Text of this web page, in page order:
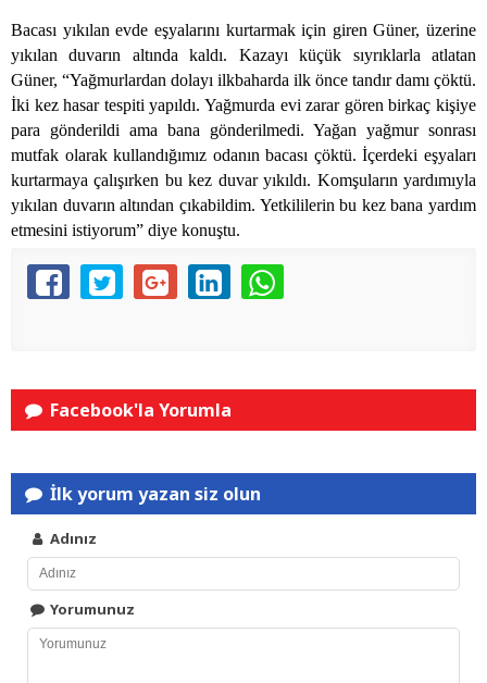
Bacası yıkılan evde eşyalarını kurtarmak için giren Güner, üzerine
yıkılan duvarın altında kaldı. Kazayı küçük sıyrıklarla atlatan
Güner, “Yağmurlardan dolayı ilkbaharda ilk önce tandır damı çöktü.
İki kez hasar tespiti yapıldı. Yağmurda evi zarar gören birkaç kişiye
para gönderildi ama bana gönderilmedi. Yağan yağmur sonrası
mutfak olarak kullandığımız odanın bacası çöktü. İçerdeki eşyaları
kurtarmaya çalışırken bu kez duvar yıkıldı. Komşuların yardımıyla
yıkılan duvarın altından çıkabildim. Yetkililerin bu kez bana yardım
etmesini istiyorum” diye konuştu.
Facebook'la Yorumla
İlk yorum yazan siz olun
Adınız
Yorumunuz